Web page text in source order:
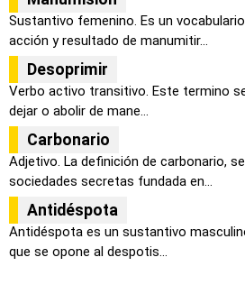
Sustantivo femenino. Es un
acción y resultado de manumitir...
Desoprimir
Verbo activo transitivo. Este termino
dejar o abolir de mane...
Carbonario
Adjetivo. La definición de carbonario,
sociedades secretas fundada en...
Antidéspota
Antidéspota es un sustantivo
que se opone al despotis...